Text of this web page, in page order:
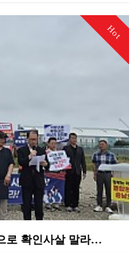
Hot
로 확인사살 말라…